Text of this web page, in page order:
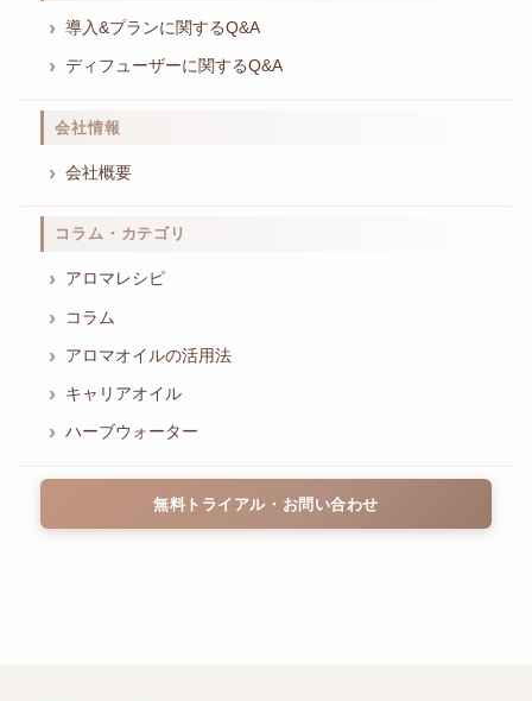
導入&プランに関するQ&A
ディフューザーに関するQ&A
会社情報
会社概要
コラム・カテゴリ
アロマレシピ
コラム
アロマオイルの活用法
キャリアオイル
ハーブウォーター
無料トライアル・お問い合わせ